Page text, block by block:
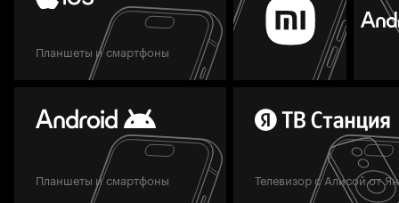
Планшеты и смартфоны
Планшеты и смартфоны Телевизор с Алисой от